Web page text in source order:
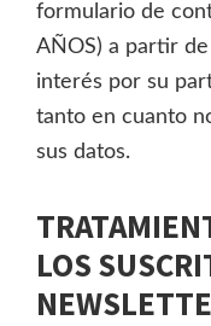
formulario de
AÑOS) a partir
interés por su
tanto en cuanto
sus datos.
LOS